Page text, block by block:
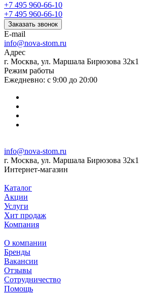
+7 495 960-66-10
+7 495 960-66-10
Заказать звонок
E-mail
info@nova-stom.ru
Адрес
г. Москва, ул. Маршала Бирюзова 32к1
Режим работы
Ежедневно: с 9:00 до 20:00
info@nova-stom.ru
г. Москва, ул. Маршала Бирюзова 32к1
Интернет-магазин
Каталог
Акции
Услуги
Хит продаж
Компания
О компании
Бренды
Вакансии
Отзывы
Сотрудничество
Помощь